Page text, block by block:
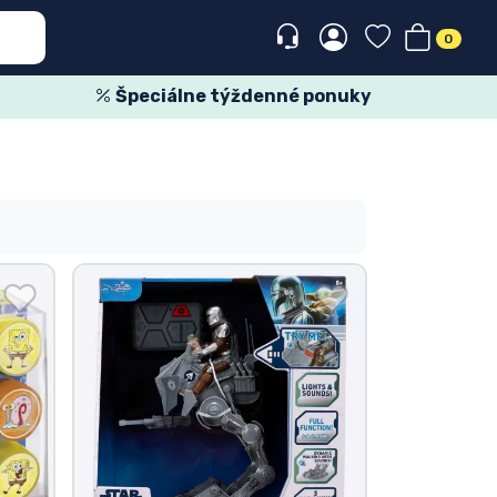
0
Špeciálne týždenné ponuky